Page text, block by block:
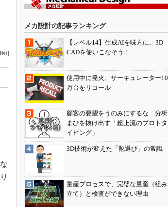
]
メカ設計の記事ランキング
【レベル14】生成AIを味方に、3D
CADを使いこなそう！
使用中に発火、サーキュレーター10
万台をリコール
顧客の要望をうのみにするな 分析
まひを抜け出す「超上流のプロトタ
イピング」
3D技術が変えた「靴選び」の常識
量産プロセスで、完璧な量産（組み
立て）と検査ができない理由